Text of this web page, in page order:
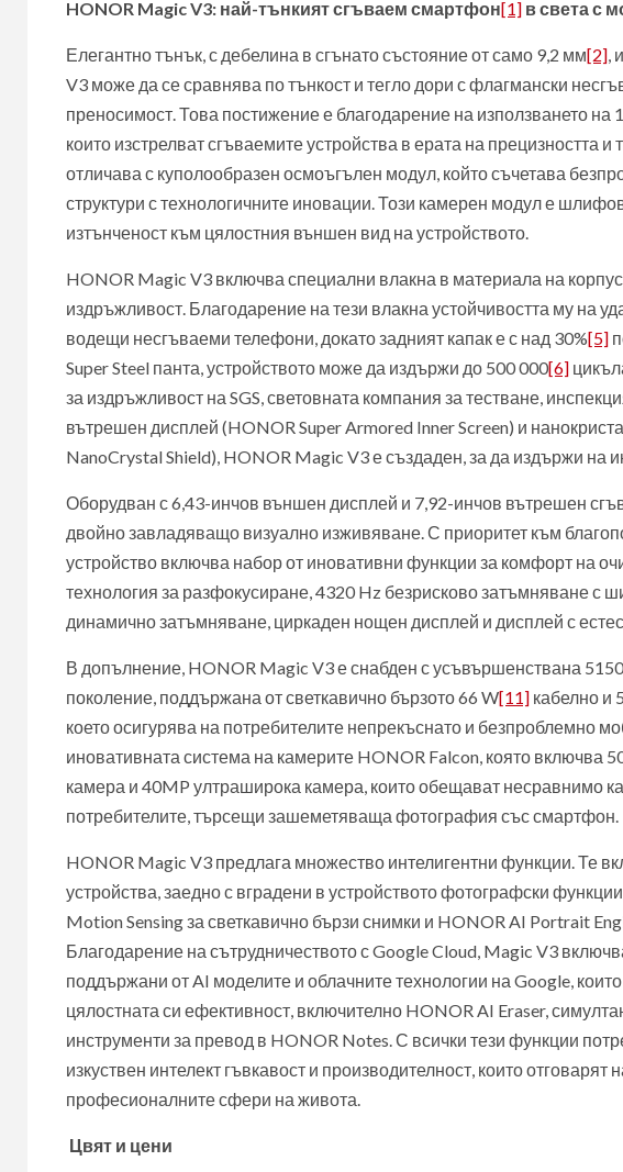
HONOR Magic V3: най-тънкият сгъваем смартфон[1] в света с
Елегантно тънък, с дебелина в сгънато състояние от само 9,2 мм[2],
V3 може да се сравнява по тънкост и тегло дори с флагмански
преносимост. Това постижение е благодарение на използването на
които изстрелват сгъваемите устройства в ерата на прецизността
отличава с куполообразен осмоъгълен модул, който съчетава
структури с технологичните иновации. Този камерен модул е
изтънченост към цялостния външен вид на устройството.
HONOR Magic V3 включва специални влакна в материала на
издръжливост. Благодарение на тези влакна устойчивостта му на
водещи несгъваеми телефони, докато задният капак е с над 30%[5]
Super Steel панта, устройството може да издържи до 500 000[6]
за издръжливост на SGS, световната компания за тестване,
вътрешен дисплей (HONOR Super Armored Inner Screen) и
NanoCrystal Shield), HONOR Magic V3 е създаден, за да издържи на
Оборудван с 6,43-инчов външен дисплей и 7,92-инчов вътрешен
двойно завладяващо визуално изживяване. С приоритет към
устройство включва набор от иновативни функции за комфорт на
технология за разфокусиране, 4320 Hz безрисково затъмняване
динамично затъмняване, циркаден нощен дисплей и дисплей с
В допълнение, HONOR Magic V3 е снабден с усъвършенствана
поколение, поддържана от светкавично бързото 66 W[11] кабелно и
което осигурява на потребителите непрекъснато и безпроблемно
иновативната система на камерите HONOR Falcon, която включва
камера и 40MP ултраширока камера, които обещават несравнимо
потребителите, търсещи зашеметяваща фотография със смартфон.
HONOR Magic V3 предлага множество интелигентни функции. Те
устройства, заедно с вградени в устройството фотографски
Motion Sensing за светкавично бързи снимки и HONOR AI Portrait
Благодарение на сътрудничеството с Google Cloud, Magic V3
поддържани от AI моделите и облачните технологии на Google,
цялостната си ефективност, включително HONOR AI Eraser,
инструменти за превод в HONOR Notes. С всички тези функции
изкуствен интелект гъвкавост и производителност, които
професионалните сфери на живота.
Цвят и цени